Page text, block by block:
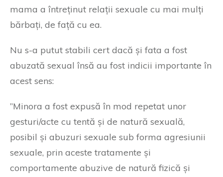
mama a întreținut relații sexuale cu mai mulți
bărbați, de față cu ea.
Nu s-a putut stabili cert dacă și fata a fost
abuzată sexual însă au fost indicii importante în
acest sens:
”Minora a fost expusă în mod repetat unor
gesturi/acte cu tentă și de natură sexuală,
posibil și abuzuri sexuale sub forma agresiunii
sexuale, prin aceste tratamente și
comportamente abuzive de natură fizică și